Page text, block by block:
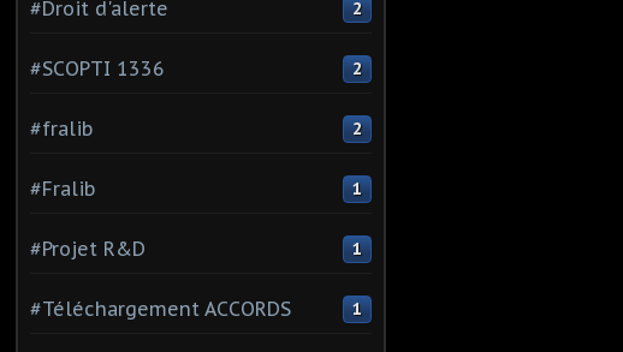
#Droit d'alerte 2
#SCOPTI 1336 2
#fralib 2
#Fralib 1
#Projet R&D 1
#Téléchargement ACCORDS 1